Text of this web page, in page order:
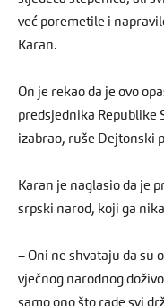
već poremetile i
Karan.
On je rekao da je ovo
predsjednika Republike
izabrao, ruše Dejtonski
Karan je naglasio da je
srpski narod, koji ga
– Oni ne shvataju da su
vječnog narodnog